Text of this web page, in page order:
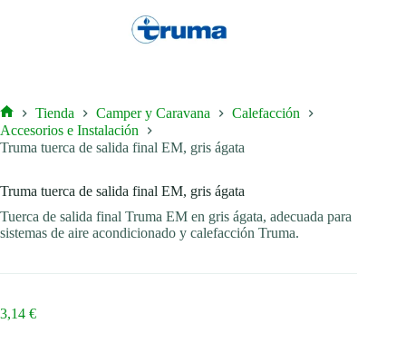
Inicio
Tienda Camper y Caravana
Calefacción
Accesorios e Instalación
Truma tuerca de salida final EM, gris ágata
Truma tuerca de salida final EM, gris ágata
Tuerca de salida final Truma EM en gris ágata, adecuada para
sistemas de aire acondicionado y calefacción Truma.
3,14 €